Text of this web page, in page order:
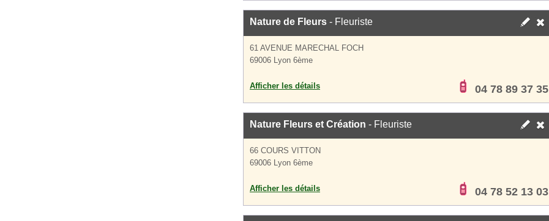
Nature de Fleurs - Fleuriste
61 AVENUE MARECHAL FOCH
69006 Lyon 6ème
Afficher les détails 04 78 89 37 35
Nature Fleurs et Création - Fleuriste
66 COURS VITTON
69006 Lyon 6ème
Afficher les détails 04 78 52 13 03